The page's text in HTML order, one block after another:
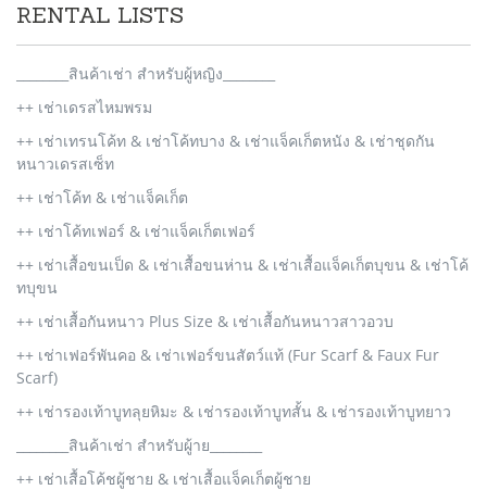
RENTAL LISTS
________สินค้าเช่า สำหรับผู้หญิง________
++ เช่าเดรสไหมพรม
++ เช่าเทรนโค้ท & เช่าโค้ทบาง & เช่าแจ็คเก็ตหนัง & เช่าชุดกัน
หนาวเดรสเซ็ท
++ เช่าโค้ท & เช่าแจ็คเก็ต
++ เช่าโค้ทเฟอร์ & เช่าแจ็คเก็ตเฟอร์
++ เช่าเสื้อขนเป็ด & เช่าเสื้อขนห่าน & เช่าเสื้อแจ็คเก็ตบุขน & เช่าโค้
ทบุขน
++ เช่าเสื้อกันหนาว Plus Size & เช่าเสื้อกันหนาวสาวอวบ
++ เช่าเฟอร์พันคอ & เช่าเฟอร์ขนสัตว์แท้ (Fur Scarf & Faux Fur
Scarf)
++ เช่ารองเท้าบูทลุยหิมะ & เช่ารองเท้าบูทสั้น & เช่ารองเท้าบูทยาว
________สินค้าเช่า สำหรับผู้าย________
++ เช่าเสื้อโค้ชผู้ชาย & เช่าเสื้อแจ็คเก็ตผู้ชาย